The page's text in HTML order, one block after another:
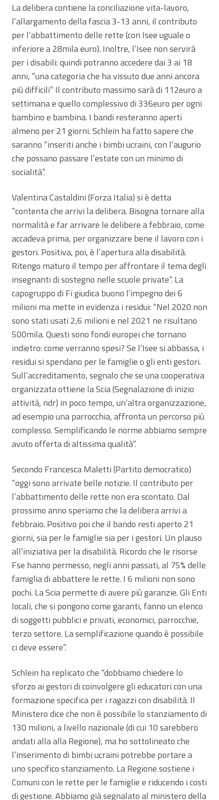
La delibera contiene la conciliazione vita-lavoro,
l’allargamento della fascia 3-13 anni, il contributo
per l’abbattimento delle rette (con Isee uguale o
inferiore a 28mila euro). Inoltre, l’Isee non servirà
per i disabili: quindi potranno accedere dai 3 ai 18
anni, “una categoria che ha vissuto due anni ancora
più difficili” Il contributo massimo sarà di 112euro a
settimana e quello complessivo di 336euro per ogni
bambino e bambina. I bandi resteranno aperti
almeno per 21 giorni. Schlein ha fatto sapere che
saranno “inseriti anche i bimbi ucraini, con l’augurio
che possano passare l’estate con un minimo di
socialità”.
Valentina Castaldini (Forza Italia) si è detta
“contenta che arrivi la delibera. Bisogna tornare alla
normalità e far arrivare le delibere a febbraio, come
accadeva prima, per organizzare bene il lavoro con i
gestori. Positiva, poi, è l’apertura alla disabilità.
Ritengo maturo il tempo per affrontare il tema degli
insegnanti di sostegno nelle scuole private”. La
capogruppo di Fi giudica buono l’impegno dei 6
milioni ma mette in evidenza i residui: “Nel 2020 non
sono stati usati 2,6 milioni e nel 2021 ne risultano
500mila. Questi sono fondi europei che tornano
indietro: come verranno spesi? Se l’Isee si abbassa, i
residui si spendano per le famiglie o gli enti gestori.
Sull’accreditamento, segnalo che se una cooperativa
organizzata ottiene la Scia (Segnalazione di inizio
attività, ndr) in poco tempo, un’altra organizzazione,
ad esempio una parrocchia, affronta un percorso più
complesso. Semplificando le norme abbiamo sempre
avuto offerta di altissima qualità”.
Secondo Francesca Maletti (Partito democratico)
“oggi sono arrivate belle notizie. Il contributo per
l’abbattimento delle rette non era scontato. Dal
prossimo anno speriamo che la delibera arrivi a
febbraio. Positivo poi che il bando resti aperto 21
giorni, sia per le famiglie sia per i gestori. Un plauso
all’iniziativa per la disabilità. Ricordo che le risorse
Fse hanno permesso, negli anni passati, al 75% delle
famiglia di abbattere le rette. I 6 milioni non sono
pochi. La Scia permette di avere più garanzie. Gli Enti
locali, che si pongono come garanti, fanno un elenco
di soggetti pubblici e privati, economici, parrocchie,
terzo settore. La semplificazione quando è possibile
ci deve essere”.
Schlein ha replicato che “dobbiamo chiedere lo
sforzo ai gestori di coinvolgere gli educatori con una
formazione specifica per i ragazzi con disabilità. Il
Ministero dice che non è possibile lo stanziamento di
130 milioni, a livello nazionale (di cui 10 sarebbero
andati alla alla Regione), ma ho sottolineato che
l’inserimento di bimbi ucraini potrebbe portare a
uno specifico stanziamento. La Regione sostiene i
Comuni con le rette per le famiglie e riducendo i costi
di gestione. Abbiamo già segnalato al ministero della